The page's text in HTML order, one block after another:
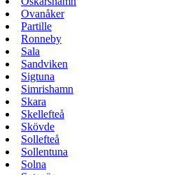
Ovanåker
Partille
Ronneby
Sala
Sandviken
Sigtuna
Simrishamn
Skara
Skellefteå
Skövde
Sollefteå
Sollentuna
Solna